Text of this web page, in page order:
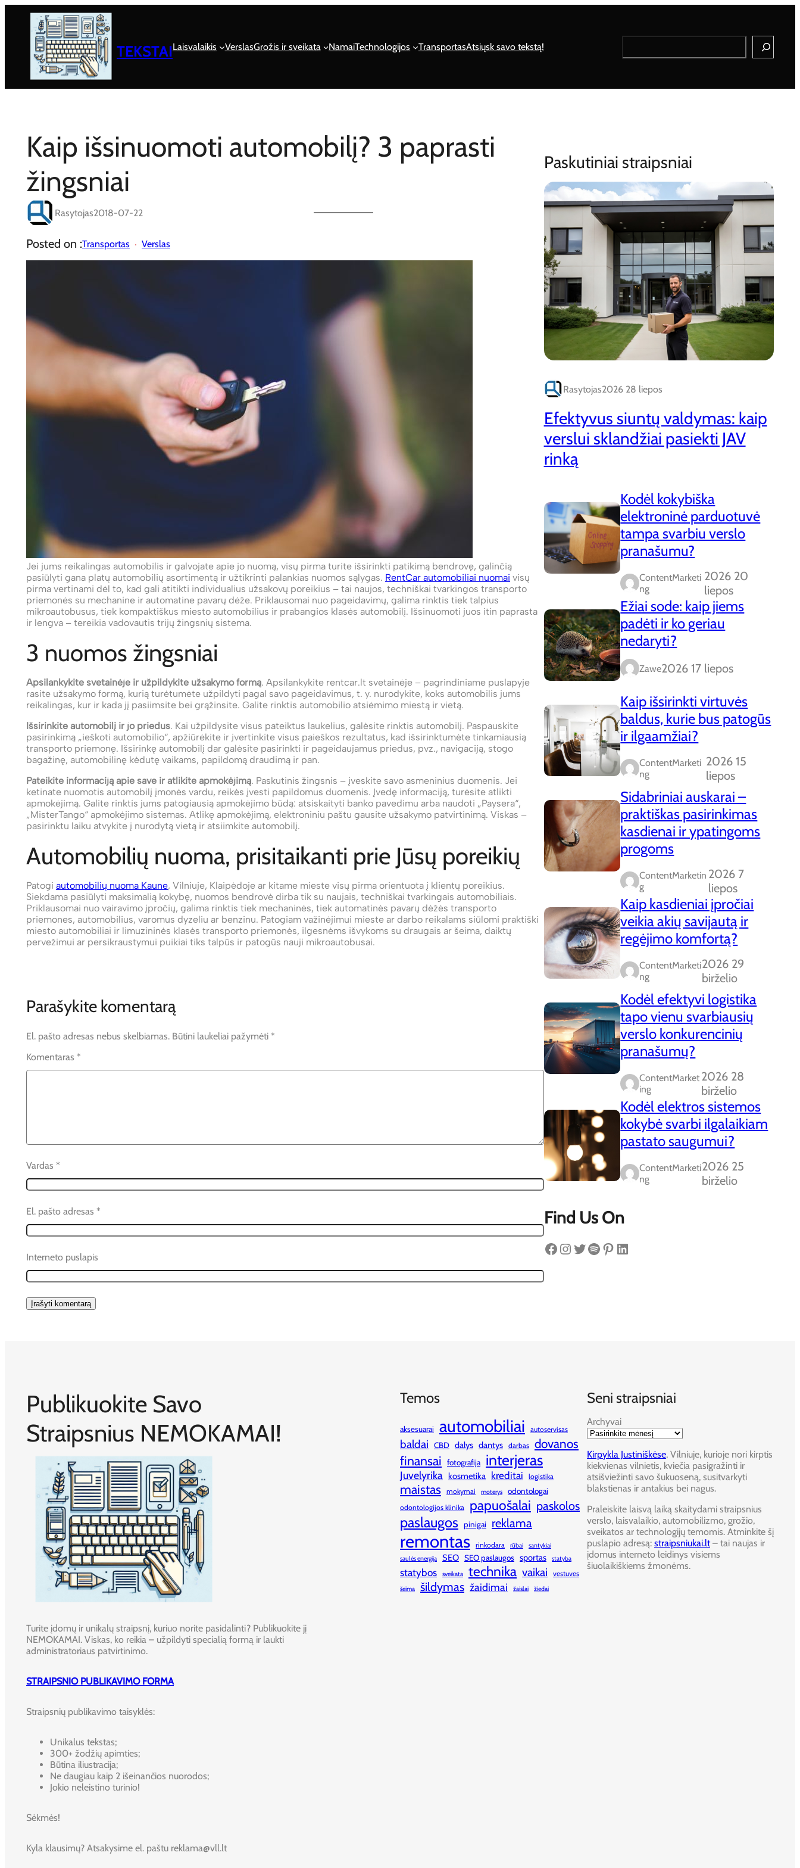
TEKSTAILaisvalaikis VerslasGrožis ir sveikata NamaiTechnologijos TransportasAtsiųsk savo tekstą!
Search
Kaip išsinuomoti automobilį? 3 paprasti
žingsniai
Rasytojas2018-07-22
Posted on :Transportas Verslas
Jei jums reikalingas automobilis ir galvojate apie jo nuomą, visų pirma turite išsirinkti patikimą bendrovę, galinčią
pasiūlyti gana platų automobilių asortimentą ir užtikrinti palankias nuomos sąlygas. RentCar automobiliai nuomai visų
pirma vertinami dėl to, kad gali atitikti individualius užsakovų poreikius – tai naujos, techniškai tvarkingos transporto
priemonės su mechanine ir automatine pavarų dėže. Priklausomai nuo pageidavimų, galima rinktis tiek talpius
mikroautobusus, tiek kompaktiškus miesto automobilius ir prabangios klasės automobilį. Išsinuomoti juos itin paprasta
ir lengva – tereikia vadovautis trijų žingsnių sistema.
3 nuomos žingsniai
Apsilankykite svetainėje ir užpildykite užsakymo formą. Apsilankykite rentcar.lt svetainėje – pagrindiniame puslapyje
rasite užsakymo formą, kurią turėtumėte užpildyti pagal savo pageidavimus, t. y. nurodykite, koks automobilis jums
reikalingas, kur ir kada jį pasiimsite bei grąžinsite. Galite rinktis automobilio atsiėmimo miestą ir vietą.
Išsirinkite automobilį ir jo priedus. Kai užpildysite visus pateiktus laukelius, galėsite rinktis automobilį. Paspauskite
pasirinkimą „ieškoti automobilio“, apžiūrėkite ir įvertinkite visus paieškos rezultatus, kad išsirinktumėte tinkamiausią
transporto priemonę. Išsirinkę automobilį dar galėsite pasirinkti ir pageidaujamus priedus, pvz., navigaciją, stogo
bagažinę, automobilinę kėdutę vaikams, papildomą draudimą ir pan.
Pateikite informaciją apie save ir atlikite apmokėjimą. Paskutinis žingsnis – įveskite savo asmeninius duomenis. Jei
ketinate nuomotis automobilį įmonės vardu, reikės įvesti papildomus duomenis. Įvedę informaciją, turėsite atlikti
apmokėjimą. Galite rinktis jums patogiausią apmokėjimo būdą: atsiskaityti banko pavedimu arba naudoti „Paysera“,
„MisterTango“ apmokėjimo sistemas. Atlikę apmokėjimą, elektroniniu paštu gausite užsakymo patvirtinimą. Viskas –
pasirinktu laiku atvykite į nurodytą vietą ir atsiimkite automobilį.
Automobilių nuoma, prisitaikanti prie Jūsų poreikių
Patogi automobilių nuoma Kaune, Vilniuje, Klaipėdoje ar kitame mieste visų pirma orientuota į klientų poreikius.
Siekdama pasiūlyti maksimalią kokybę, nuomos bendrovė dirba tik su naujais, techniškai tvarkingais automobiliais.
Priklausomai nuo vairavimo įpročių, galima rinktis tiek mechaninės, tiek automatinės pavarų dėžės transporto
priemones, automobilius, varomus dyzeliu ar benzinu. Patogiam važinėjimui mieste ar darbo reikalams siūlomi praktiški
miesto automobiliai ir limuzininės klasės transporto priemonės, ilgesnėms išvykoms su draugais ar šeima, daiktų
pervežimui ar persikraustymui puikiai tiks talpūs ir patogūs nauji mikroautobusai.
Parašykite komentarą
El. pašto adresas nebus skelbiamas. Būtini laukeliai pažymėti *
Komentaras *
Vardas *
El. pašto adresas *
Interneto puslapis
Paskutiniai straipsniai
Rasytojas2026 28 liepos
Efektyvus siuntų valdymas: kaip
verslui sklandžiai pasiekti JAV
rinką
Kodėl kokybiška
elektroninė parduotuvė
tampa svarbiu verslo
pranašumu?
ContentMarketi
Ng
2026 20
liepos
Ežiai sode: kaip jiems
padėti ir ko geriau
nedaryti?
Zawe2026 17 liepos
Kaip išsirinkti virtuvės
baldus, kurie bus patogūs
ir ilgaamžiai?
ContentMarketi
Ng
2026 15
liepos
Sidabriniai auskarai –
praktiškas pasirinkimas
kasdienai ir ypatingoms
progoms
ContentMarketin
G
2026 7
liepos
Kaip kasdieniai įpročiai
veikia akių savijautą ir
regėjimo komfortą?
ContentMarketi
Ng
2026 29
birželio
Kodėl efektyvi logistika
tapo vienu svarbiausių
verslo konkurencinių
pranašumų?
ContentMarket
Ing
2026 28
birželio
Kodėl elektros sistemos
kokybė svarbi ilgalaikiam
pastato saugumui?
ContentMarketi
Ng
2026 25
birželio
Find Us On
Facebook Instagram Twitter Spotify Pinterest LinkedIn
Publikuokite Savo
Straipsnius NEMOKAMAI!
Turite įdomų ir unikalų straipsnį, kuriuo norite pasidalinti? Publikuokite jį
NEMOKAMAI. Viskas, ko reikia – užpildyti specialią formą ir laukti
administratoriaus patvirtinimo.
STRAIPSNIO PUBLIKAVIMO FORMA
Straipsnių publikavimo taisyklės:
Unikalus tekstas;
300+ žodžių apimties;
Būtina iliustracija;
Ne daugiau kaip 2 išeinančios nuorodos;
Jokio neleistino turinio!
Sėkmės!
Kyla klausimų? Atsakysime el. paštu reklama@vll.lt
Temos
aksesuarai automobiliai autoservisas
baldai CBD dalys dantys darbas dovanos
finansai fotografija interjeras
Juvelyrika kosmetika kreditai logistika
maistas mokymai moterys odontologai
odontologijos klinika papuošalai paskolos
paslaugos pinigai reklama
remontas rinkodara rūbai
santykiai
saulės energija
SEO SEO paslaugos sportas statyba
statybos sveikata technika vaikai vestuves
šeima šildymas žaidimai žaislai žiedai
Seni straipsniai
Archyvai
Kirpykla Justiniškėse, Vilniuje, kurioje nori kirptis
kiekvienas vilnietis, kviečia pasigražinti ir
atsišviežinti savo šukuoseną, susitvarkyti
blakstienas ir antakius bei nagus.
Praleiskite laisvą laiką skaitydami straipsnius
verslo, laisvalaikio, automobilizmo, grožio,
sveikatos ar technologijų temomis. Atminkite šį
puslapio adresą: straipsniukai.lt– tai naujas ir
įdomus interneto leidinys visiems
šiuolaikiškiems žmonėms.